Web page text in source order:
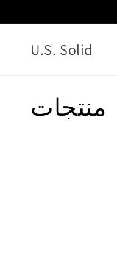
المحتوى
U.S. Solid
م
منتجات